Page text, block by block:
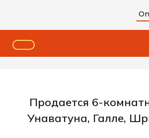
Продается 6-
Унаватуна, Галле,